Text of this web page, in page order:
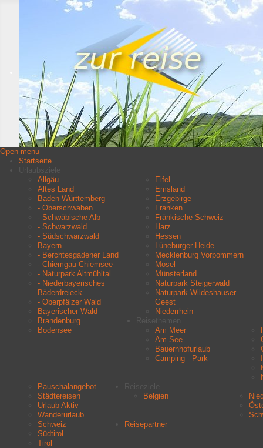
Open menu
Startseite
Allgäu
Altes Land
Baden-Württemberg
- Oberschwaben
- Schwäbische Alb
- Schwarzwald
- Südschwarzwald
Bayern
- Berchtesgadener Land
- Chiemgau-Chiemsee
- Naturpark Altmühltal
- Niederbayerisches
Bäderdreieck
- Oberpfälzer Wald
Bayerischer Wald
Brandenburg
Bodensee
Eifel
Emsland
Erzgebirge
Franken
Fränkische Schweiz
Harz
Hessen
Lüneburger Heide
Mecklenburg Vorpommern
Mosel
Münsterland
Naturpark Steigerwald
Naturpark Wildeshauser
Geest
Niederrhein
Am Meer
Am See
Bauernhofurlaub
Camping - Park
Pauschalangebot
Städtereisen
Urlaub Aktiv
Wanderurlaub
Belgien
Schweiz
Südtirol
Tirol
Reisepartner